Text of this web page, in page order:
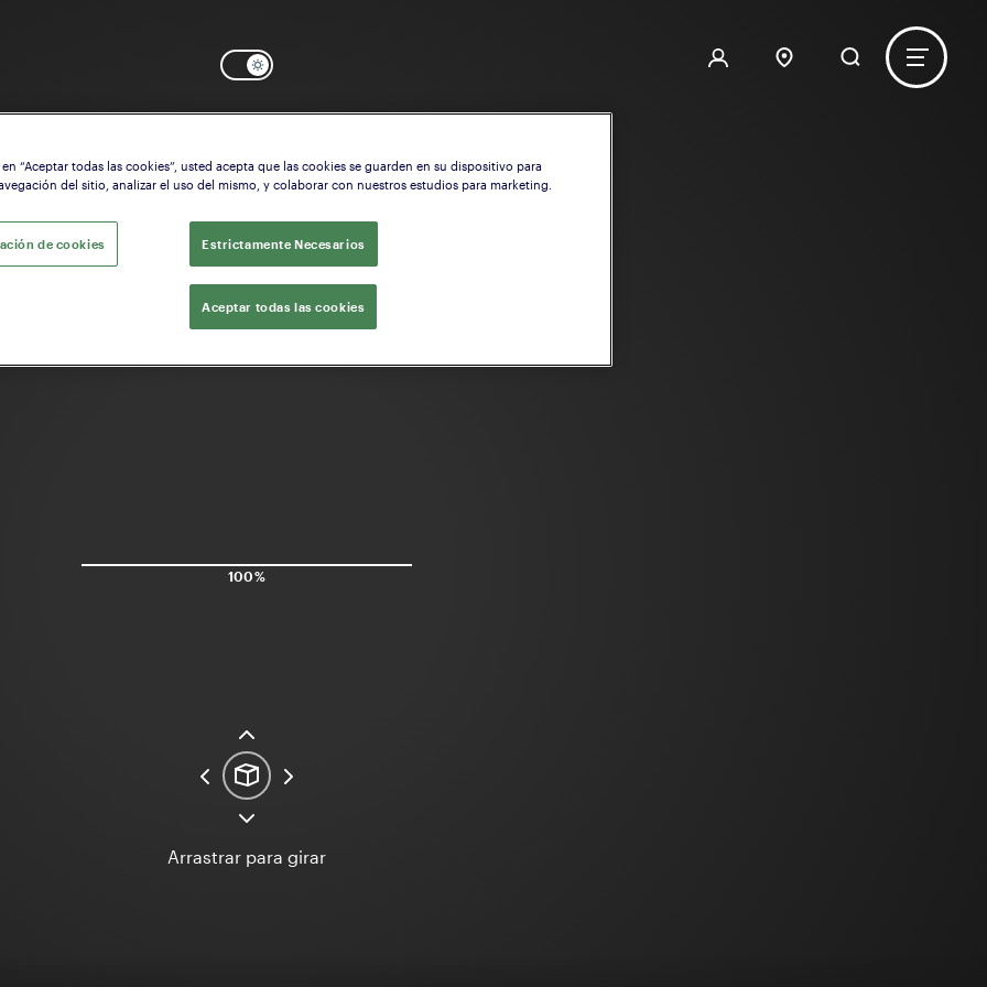
ayuda? Comenzar a configurar la Empuñadura OK
100%
Arrastrar para girar
“Aceptar todas las cookies”, usted acepta que las cookies se guarden en su dispositivo para
del sitio, analizar el uso del mismo, y colaborar con nuestros estudios para marketing.
Estrictamente Necesarios
Aceptar todas las cookies
de cookies